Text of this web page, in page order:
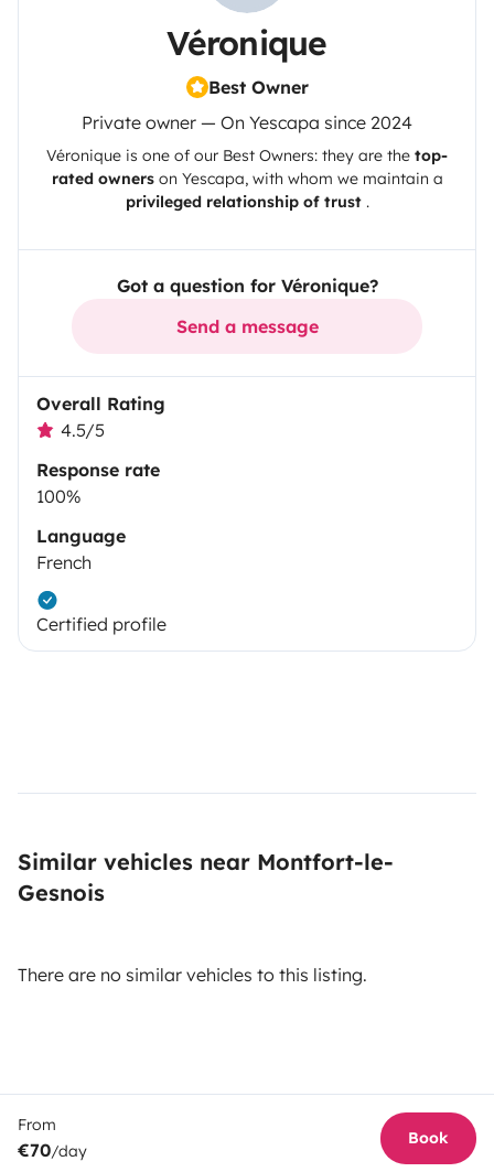
Véronique
Best Owner
Private owner — On Yescapa since 2024
Véronique is one of our Best Owners: they are the top-
rated ownerson Yescapa, with whom we maintain a
privileged relationship of trust.
Got a question for Véronique?
Send a message
Overall Rating
4.5/5
Response rate
100%
Language
French
Certified profile
Similar vehicles near Montfort-le-
Gesnois
There are no similar vehicles to this listing.
From
€70/day
Book